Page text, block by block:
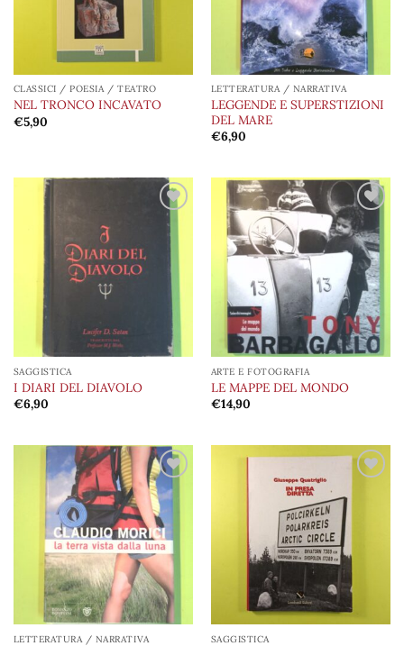
CLASSICI / POESIA / TEATRO
NEL TRONCO INCAVATO
€5,90
LETTERATURA / NARRATIVA
LEGGENDE E SUPERSTIZIONI
DEL MARE
€6,90
Aggiungi
alla lista
desideri
SAGGISTICA
I DIARI DEL DIAVOLO
€6,90
Aggiungi
alla lista
dei
desideri
ARTE E FOTOGRAFIA
LE MAPPE DEL MONDO
€14,90
Aggiungi
alla lista
dei
desideri
LETTERATURA / NARRATIVA
alla lista
desideri
SAGGISTICA